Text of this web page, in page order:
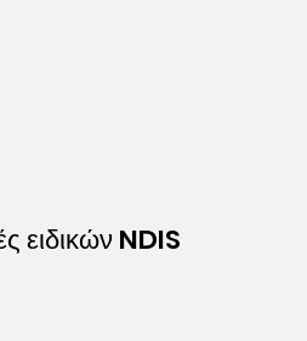
ειδικών NDIS